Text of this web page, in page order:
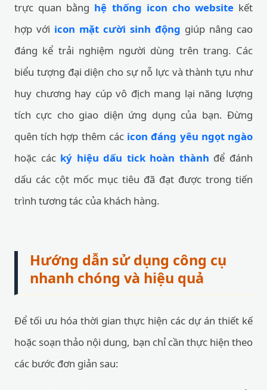
trực quan bằng hệ thống icon cho websitekết
hợp với icon mặt cười sinh động giúp nâng cao
đáng kể trải nghiệm người dùng trên trang. Các
biểu tượng đại diện cho sự nỗ lực và thành tựu như
huy chương hay cúp vô địch mang lại năng lượng
tích cực cho giao diện ứng dụng của bạn. Đừng
quên tích hợp thêm các icon đáng yêu ngọt ngào
hoặc các ký hiệu dấu tick hoàn thành để đánh
dấu các cột mốc mục tiêu đã đạt được trong tiến
trình tương tác của khách hàng.
Hướng dẫn sử dụng công cụ
nhanh chóng và hiệu quả
Để tối ưu hóa thời gian thực hiện các dự án thiết kế
hoặc soạn thảo nội dung, bạn chỉ cần thực hiện theo
các bước đơn giản sau: